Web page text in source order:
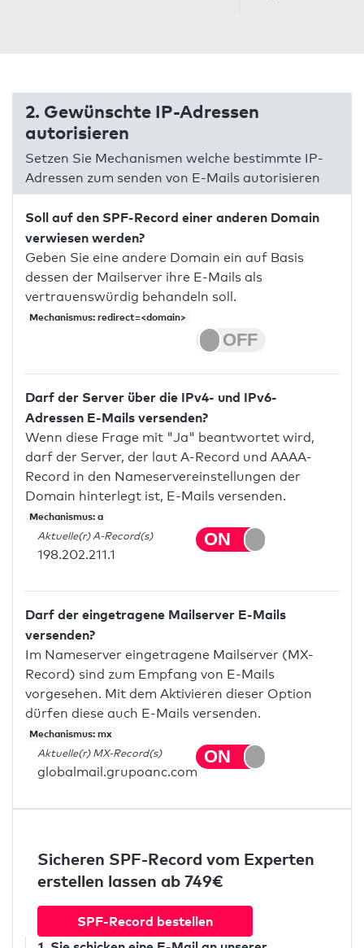
2. Gewünschte IP-Adressen
autorisieren
Setzen Sie Mechanismen welche bestimmte IP-
Adressen zum senden von E-Mails autorisieren
Soll auf den SPF-Record einer anderen Domain
verwiesen werden?
Geben Sie eine andere Domain ein auf Basis
dessen der Mailserver ihre E-Mails als
vertrauenswürdig behandeln soll.
Mechanismus: redirect=<domain>
Darf der Server über die IPv4- und IPv6-
Adressen E-Mails versenden?
Wenn diese Frage mit "Ja" beantwortet wird,
darf der Server, der laut A-Record und AAAA-
Record in den Nameservereinstellungen der
Domain hinterlegt ist, E-Mails versenden.
Mechanismus: a
Aktuelle(r) A-Record(s)
198.202.211.1
Darf der eingetragene Mailserver E-Mails
versenden?
Im Nameserver eingetragene Mailserver (MX-
Record) sind zum Empfang von E-Mails
vorgesehen. Mit dem Aktivieren dieser Option
dürfen diese auch E-Mails versenden.
Mechanismus: mx
Aktuelle(r) MX-Record(s)
globalmail.grupoanc.com
Sicheren SPF-Record vom Experten
erstellen lassen ab 749€
SPF-Record bestellen